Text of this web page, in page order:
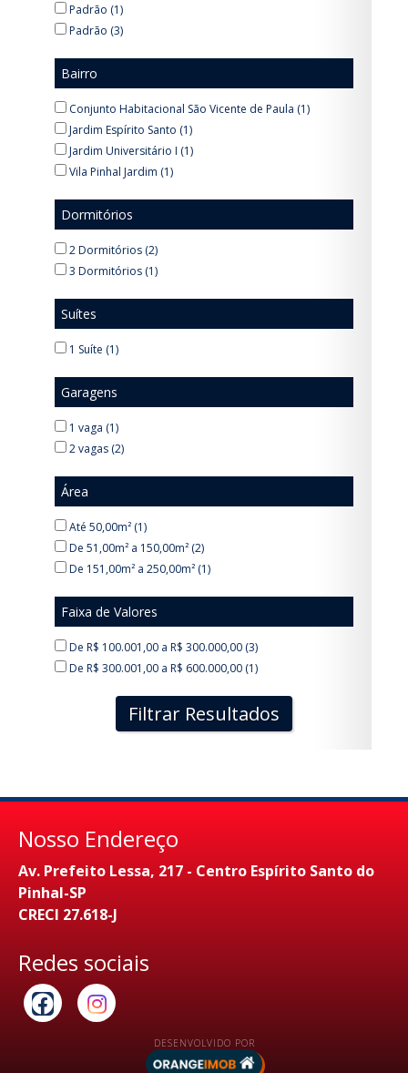
Padrão (1)
Padrão (3)
Bairro
Conjunto Habitacional São Vicente de Paula (1)
Jardim Espírito Santo (1)
Jardim Universitário I (1)
Vila Pinhal Jardim (1)
Dormitórios
2 Dormitórios (2)
3 Dormitórios (1)
Suítes
1 Suíte (1)
Garagens
1 vaga (1)
2 vagas (2)
Área
Até 50,00m² (1)
De 51,00m² a 150,00m² (2)
De 151,00m² a 250,00m² (1)
Faixa de Valores
De R$ 100.001,00 a R$ 300.000,00 (3)
De R$ 300.001,00 a R$ 600.000,00 (1)
Filtrar Resultados
Nosso Endereço
Av. Prefeito Lessa, 217 - Centro Espírito Santo do
Pinhal-SP
CRECI 27.618-J
Redes sociais
DESENVOLVIDO POR